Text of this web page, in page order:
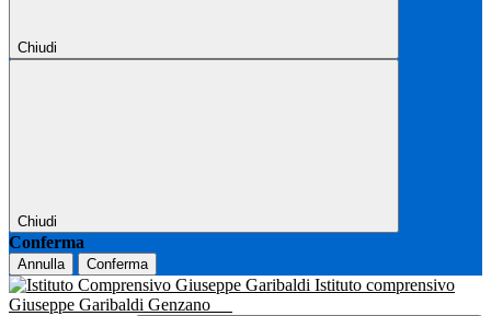
Chiudi
Chiudi
Conferma
Annulla Conferma
Istituto comprensivo
Giuseppe Garibaldi Genzano